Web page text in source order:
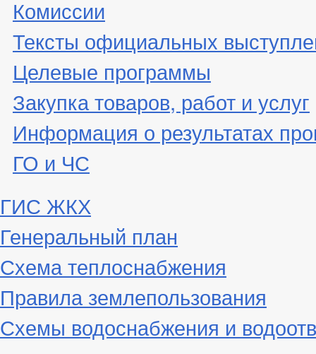
Комиссии
Тексты официальных
Целевые программы
Закупка товаров, работ и услуг
Информация о результатах
ГО и ЧС
ГИС ЖКХ
Генеральный план
Схема теплоснабжения
Правила землепользования
Схемы водоснабжения и